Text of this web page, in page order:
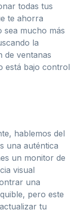
todas tus
te ahorra
sea mucho más
la
de ventanas
está bajo control
hablemos del
una auténtica
un monitor de
visual
una
pero este
tu